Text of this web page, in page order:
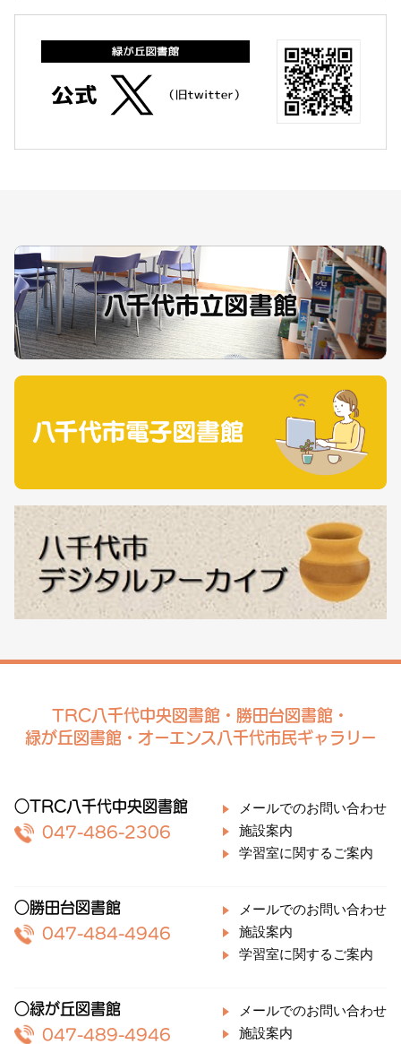
TRC八千代中央図書館・勝田台図書館・
緑が丘図書館・オーエンス八千代市民ギャラリー
○TRC八千代中央図書館
047-486-2306
メールでのお問い合わせ
施設案内
学習室に関するご案内
○勝田台図書館
047-484-4946
メールでのお問い合わせ
施設案内
学習室に関するご案内
○緑が丘図書館
047-489-4946
メールでのお問い合わせ
施設案内